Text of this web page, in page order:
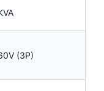
(3P)